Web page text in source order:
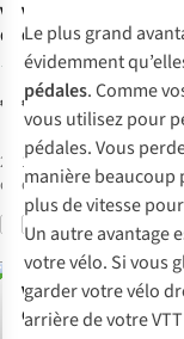
Vaude
Chaussures De
Vélo Men's Tvl
Pavei 2.0
1
€130,00
2
couleurs
disponibles
Comparer
Vaude
Chaussures De
Vélo Tvl Asfalt
Dualflex Winter
Stx
€220,00
1 couleur
disponible
Comparer
Vaude
Chaussures De
Le plus grand
évidemment
pédales. Comme
vous utilisez pour
pédales. Vous
manière beaucoup
plus de vitesse
Un autre avantage
votre vélo. Si vous
garder votre vélo
arrière de votre